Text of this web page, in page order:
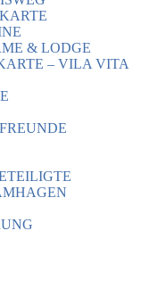
& LODGE
– VILA VITA